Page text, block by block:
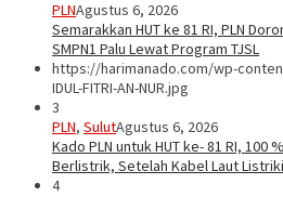
PLNAgustus 6, 2026
Semarakkan HUT ke 81 RI, PLN
SMPN1 Palu Lewat Program TJSL
https://harimanado.com/wp-
IDUL-FITRI-AN-NUR.jpg
3
PLN, SulutAgustus 6, 2026
Kado PLN untuk HUT ke- 81 RI, 100
Berlistrik, Setelah Kabel Laut
4